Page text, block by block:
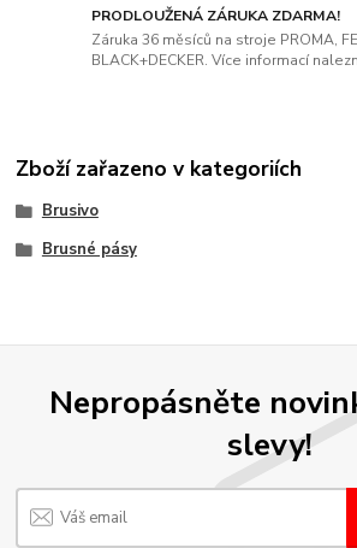
PRODLOUŽENÁ ZÁRUKA ZDARMA!
Záruka 36 měsíců na stroje PROMA,
BLACK+DECKER. Více informací
Zboží zařazeno v kategoriích
Brusivo
Brusné pásy
Nepropásněte
slevy!